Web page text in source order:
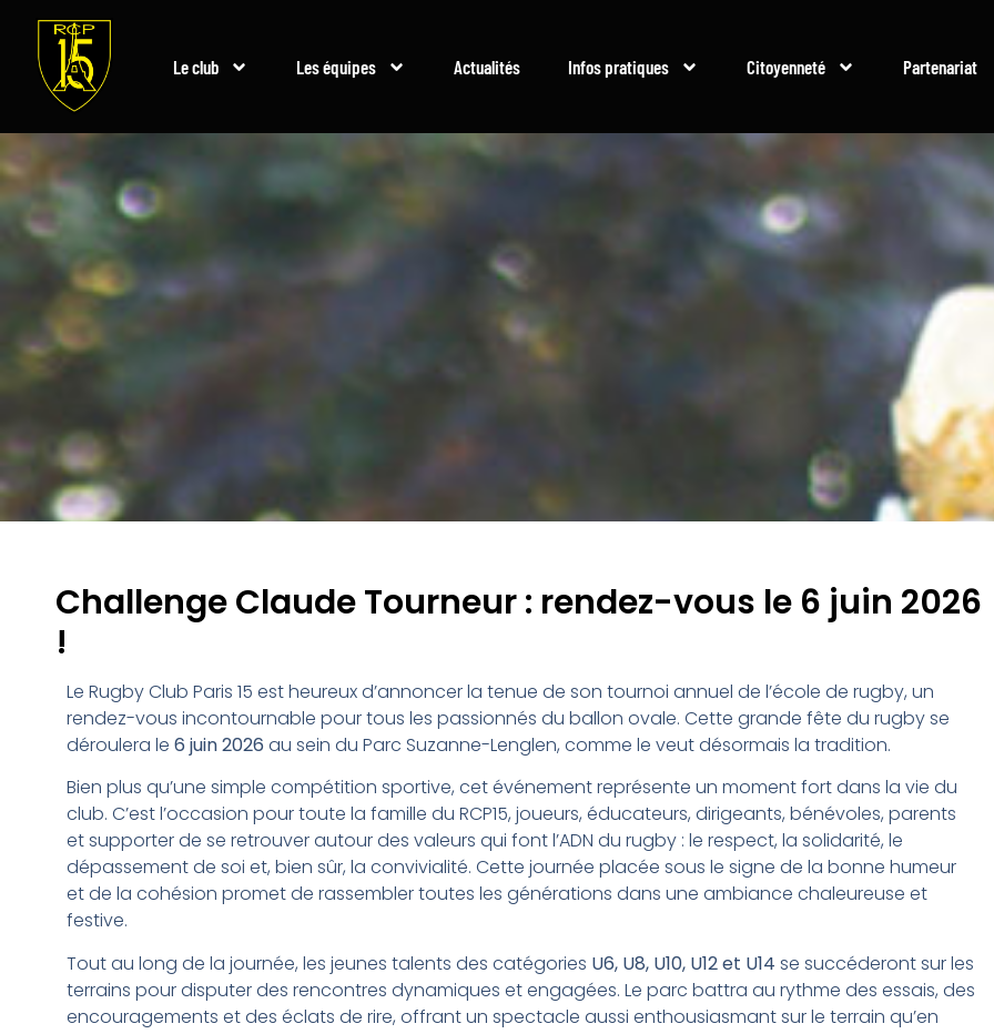
Le club Les équipes Actualités Infos pratiques Citoyenneté Partenariat
Challenge Claude Tourneur : rendez-vous le 6 juin 2026
!
Le Rugby Club Paris 15 est heureux d’annoncer la tenue de son tournoi annuel de l’école de rugby, un
rendez-vous incontournable pour tous les passionnés du ballon ovale. Cette grande fête du rugby se
déroulera le 6 juin 2026 au sein du Parc Suzanne-Lenglen, comme le veut désormais la tradition.
Bien plus qu’une simple compétition sportive, cet événement représente un moment fort dans la vie du
club. C’est l’occasion pour toute la famille du RCP15, joueurs, éducateurs, dirigeants, bénévoles, parents
et supporter de se retrouver autour des valeurs qui font l’ADN du rugby : le respect, la solidarité, le
dépassement de soi et, bien sûr, la convivialité. Cette journée placée sous le signe de la bonne humeur
et de la cohésion promet de rassembler toutes les générations dans une ambiance chaleureuse et
festive.
Tout au long de la journée, les jeunes talents des catégories U6, U8, U10, U12 et U14 se succéderont sur les
terrains pour disputer des rencontres dynamiques et engagées. Le parc battra au rythme des essais, des
encouragements et des éclats de rire, offrant un spectacle aussi enthousiasmant sur le terrain qu’en